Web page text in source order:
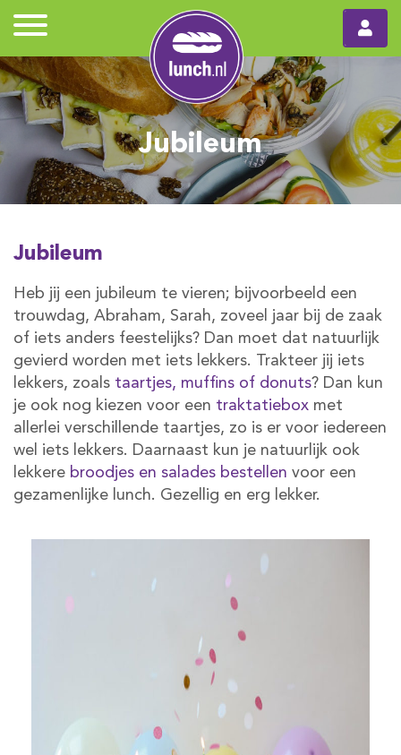
Jubileum
Jubileum
Heb jij een jubileum te vieren; bijvoorbeeld een
trouwdag, Abraham, Sarah, zoveel jaar bij de zaak
of iets anders feestelijks? Dan moet dat natuurlijk
gevierd worden met iets lekkers. Trakteer jij iets
lekkers, zoals taartjes, muffins of donuts? Dan kun
je ook nog kiezen voor een traktatiebox met
allerlei verschillende taartjes, zo is er voor iedereen
wel iets lekkers. Daarnaast kun je natuurlijk ook
lekkere broodjes en salades bestellen voor een
gezamenlijke lunch. Gezellig en erg lekker.